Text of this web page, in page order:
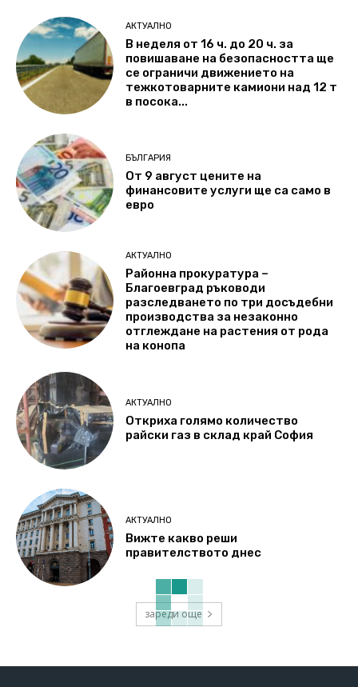
АКТУАЛНО
В неделя от 16 ч. до 20 ч. за
повишаване на безопасността ще
се ограничи движението на
тежкотоварните камиони над 12 т
в посока...
БЪЛГАРИЯ
От 9 август цените на
финансовите услуги ще са само в
евро
АКТУАЛНО
Районна прокуратура –
Благоевград ръководи
разследването по три досъдебни
производства за незаконно
отглеждане на растения от рода
на конопа
АКТУАЛНО
Откриха голямо количество
райски газ в склад край София
АКТУАЛНО
Вижте какво реши
правителството днес
зареди още